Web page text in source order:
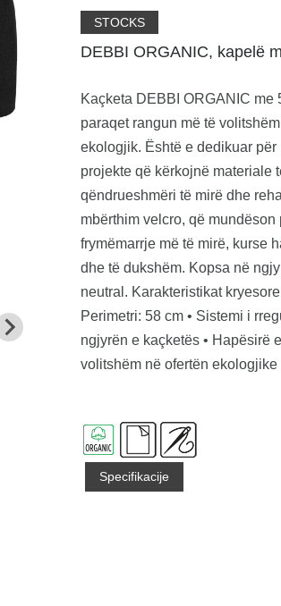
STOCKS
DEBBI ORGANIC, kapelë
Kaçketa DEBBI ORGANIC
paraqet rangun më të
ekologjik. Është e dedikuar
projekte që kërkojnë materiale
qëndrueshmëri të mirë dhe
mbërthim velcro, që
frymëmarrje më të mirë, kurse
dhe të dukshëm. Kopsa në
neutral. Karakteristikat
Perimetri: 58 cm • Sistemi i
ngjyrën e kaçketës • Hapësirë
volitshëm në ofertën ekologjike
Specifikacije